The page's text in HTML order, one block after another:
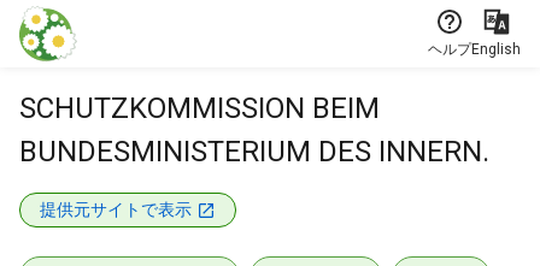
本文に飛ぶ
ヘルプEnglish
SCHUTZKOMMISSION BEIM
BUNDESMINISTERIUM DES INNERN.
提供元サイトで表示